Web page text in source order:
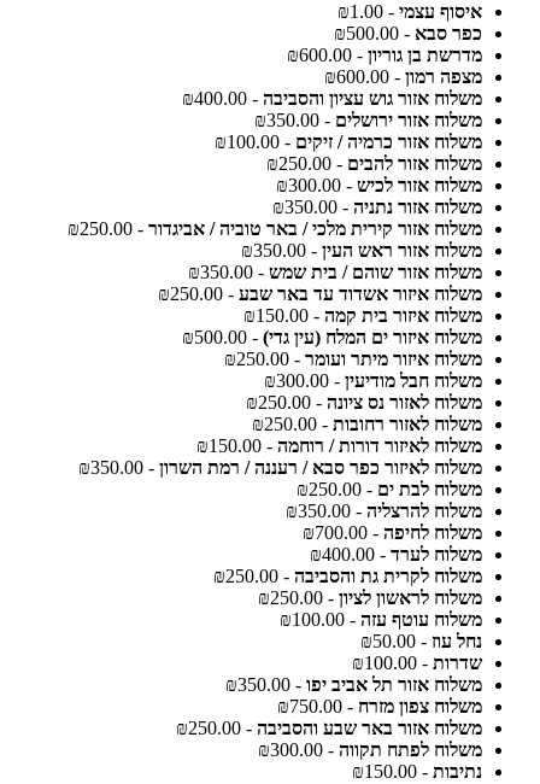
איסוף עצמי - ₪1.00
כפר סבא - ₪500.00
מדרשת בן גוריון - ₪600.00
מצפה רמון - ₪600.00
משלוח אזור גוש עציון והסביבה - ₪400.00
משלוח אזור ירושלים - ₪350.00
משלוח אזור כרמיה / זיקים - ₪100.00
משלוח אזור להבים - ₪250.00
משלוח אזור לכיש - ₪300.00
משלוח אזור נתניה - ₪350.00
משלוח אזור קירית מלכי / באר טוביה / אביגדור - ₪250.00
משלוח אזור ראש העין - ₪350.00
משלוח אזור שוהם / בית שמש - ₪350.00
משלוח איזור אשדוד עד באר שבע - ₪250.00
משלוח איזור בית קמה - ₪150.00
משלוח איזור ים המלח (עין גדי) - ₪500.00
משלוח איזור מיתר ועומר - ₪250.00
משלוח חבל מודיעין - ₪300.00
משלוח לאזור נס ציונה - ₪250.00
משלוח לאזור רחובות - ₪250.00
משלוח לאיזור דורות / רוחמה - ₪150.00
משלוח לאיזור כפר סבא / רעננה / רמת השרון - ₪350.00
משלוח לבת ים - ₪250.00
משלוח להרצליה - ₪350.00
משלוח לחיפה - ₪700.00
משלוח לערד - ₪400.00
משלוח לקרית גת והסביבה - ₪250.00
משלוח לראשון לציון - ₪250.00
משלוח עוטף עזה - ₪100.00
נחל עוז - ₪50.00
שדרות - ₪100.00
משלוח אזור תל אביב יפו - ₪350.00
משלוח צפון מזרח - ₪750.00
משלוח אזור באר שבע והסביבה - ₪250.00
משלוח לפתח תקווה - ₪300.00
נתיבות - ₪150.00